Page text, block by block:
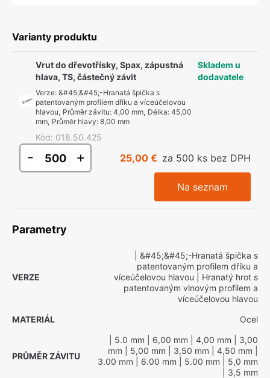
Varianty produktu
Vrut do dřevotřísky, Spax, zápustná
hlava, TS, částečný závit
Verze: &#45;&#45;-Hranatá špička s
patentovaným profilem dříku a víceúčelovou
hlavou, Průměr závitu: 4,00 mm, Délka: 45,00
mm, Průměr hlavy: 8,00 mm
Kód: 018.50.425
Skladem u
dodavatele
- + 25,00 € za 500 ks bez DPH
Na seznam
Parametry
VERZE
| &#45;&#45;-Hranatá špička s
patentovaným profilem dříku a
víceúčelovou hlavou | Hranatý hrot s
patentovaným vlnovým profilem a
víceúčelovou hlavou
MATERIÁL
Ocel
PRŮMĚR ZÁVITU
| 5.0 mm | 6,00 mm | 4,00 mm | 3,00
mm | 5,00 mm | 3,50 mm | 4,50 mm
3.00 mm | 6.00 mm | 5.00 mm | 5,0 mm
| 3,5 mm